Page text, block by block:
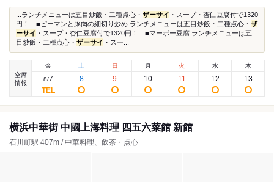
...ランチメニューは五目炒飯・二種点心・ ザーサイ ・スープ・杏仁豆腐付で1320
円！ ■ピーマンと豚肉の細切り炒め ランチメニューは五目炒飯・二種点心・ ザ
ーサイ ・スープ・杏仁豆腐付で1320円！ ■マーボー豆腐 ランチメニューは五
目炒飯・二種点心・ ザーサイ ・スー...
空席
情報
金
8/7
土
8
日
9
月
10
火
11
水
12
木
13
横浜中華街 中國上海料理 四五六菜館 新館
石川町駅 407m / 中華料理、飲茶・点心